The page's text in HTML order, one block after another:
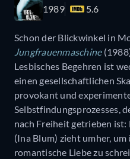
1989 5.6
Schon der Blickwinkel in
Jungfrauenmaschine
Lesbisches Begehren ist
einen gesellschaftlichen
provokant und
Selbstfindungsprozesses,
nach Freiheit getrieben
(Ina Blum) zieht umher,
romantische Liebe zu